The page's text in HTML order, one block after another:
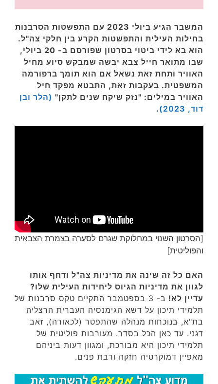
המשבר הגיע ביולי 2023 עם התפשטות הסרבנות
בחילות העילית והתפשטות הקרע בין חלקי צה"ל.
הוא בא לידי ביטוי בסרטון שפורסם ב- 20 ביולי,
שבו מתואר חייל צבא יבשה שמבקש סיוע מחיל
האוויר ותחת זאת נשאל אם הוא תומך ברפורמה
המשפטית. בעקבות זאת, התבטא מפקד חיל
האוויר במילים: "נזק שיקח שנים לתקן" (הלר ובן
דוד, 2023)
.
[הסרטון השנוי במחלוקת שגרם לסערה בצמרת הצבאית
והפוליטית]
האם כל זה שינה את מדיניות צה"ל ודחף אותו
לגוון את מדיניות הגיוס ליחידות העילית שלו?
עדיין לא!
ב- 3 בספטמבר התקיים טקס סרבנות של
תלמידי תיכון על דשא הגימנסיה העברית הרצליה
בת"א, בנוכחות מנהלה שהתפטר (לכאורה), זאב
דגני. עד כאן הכל בסדר. מעורבות פוליטית של
תלמידי תיכון היא מבורכת, ומגוון דעות ביניהם
מאפיין דמוקרטיה חזקה ורבת פנים.